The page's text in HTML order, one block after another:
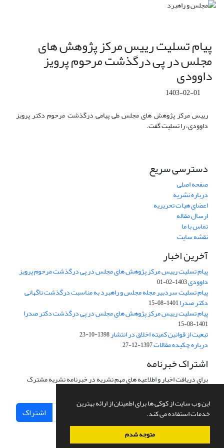
این وب سایت از کوکی ها برای اطمینان از ارائه بهترین
خدمات استفاده می کند.
متوجه شدم
پیام تسلیت رییس مرکز پژوهش های
مجلس در پی درگذشت مرحوم پرویز
داوودی
1403-02-01
رییس مرکز پژوهش های مجلس طی پیامی درگذشت مرحوم دکتر پرویز
داوودی، را تسلیت گفت.
دسترسی سریع
صفحه اصلی
درباره نشریه
اعضای هیات تحریریه
ارسال مقاله
تماس با ما
نقشه سایت
آخرین اخبار
پیام تسلیت رییس مرکز پژوهش های مجلس در پی درگذشت مرحوم پرویز
داوودی1403-02-01
پیام تسلیت سردبیر مجله مجلس و راهبرد به مناسبت درگذشت ناگهانی
دکتر صدرا1401-08-15
پیام تسلیت رییس مرکز پژوهش های مجلس در پی درگذشت دکتر صدرا
1401-08-15
تبعیت از قوانین کمیته اخلاق در انتشار1398-10-23
درباره چکیده مقالات1397-12-27
اشتراک خبرنامه
برای دریافت اخبار و اطلاعیه های مهم نشریه در خبرنامه نشریه مشترک
اشتراک